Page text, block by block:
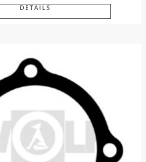
DETAILS